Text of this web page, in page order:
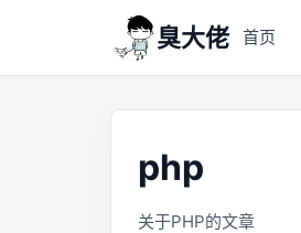
臭大佬 首页
php
关于PHP的文章